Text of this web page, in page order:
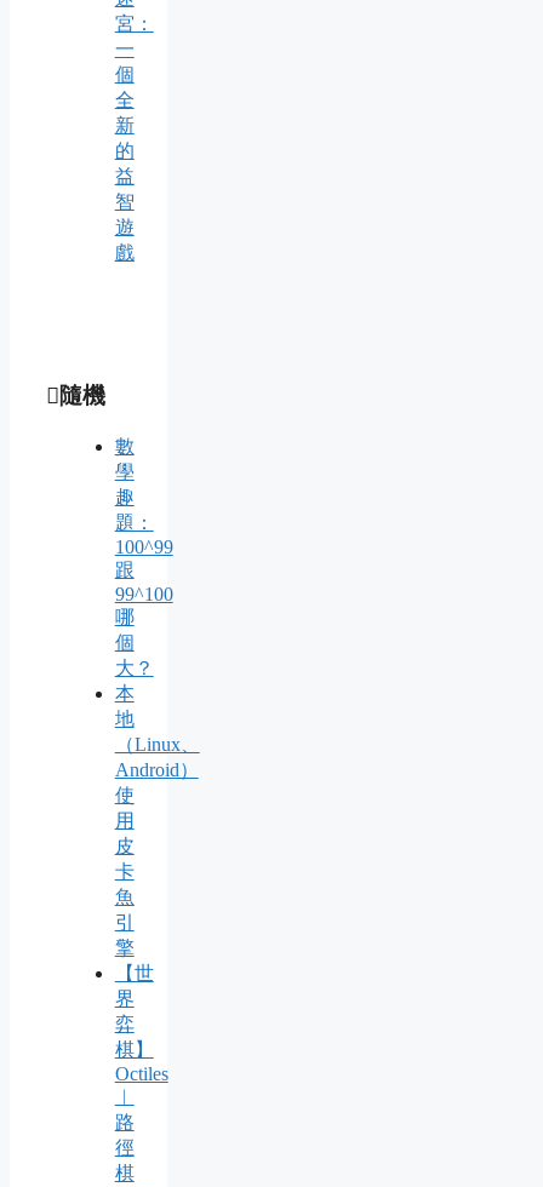
宮：
一
個
全
新
的
益
智
遊
戲
隨機
數
學
趣
題：
100^99
跟
99^100
哪
個
大？
本
地
（Linux、
Android）
使
用
皮
卡
魚
引
擎
【世
界
弈
棋】
Octiles
︱
路
徑
棋